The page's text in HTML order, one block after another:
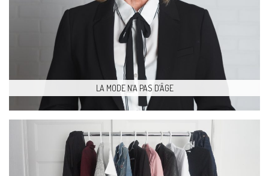
LA MODE N’A PAS D’ÂGE